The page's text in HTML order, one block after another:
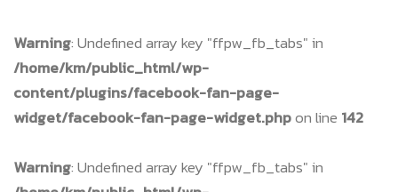
Warning: Undefined array key "ffpw_fb_tabs" in
/home/km/public_html/wp-
content/plugins/facebook-fan-page-
widget/facebook-fan-page-widget.phpon line 142
Warning: Undefined array key "ffpw_fb_tabs" in